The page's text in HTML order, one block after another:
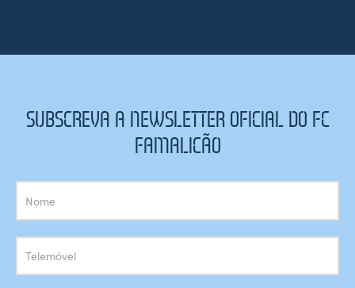
SUBSCREVA A NEWSLETTER OFICIAL DO FC
FAMALICÃO
Subscrição
Newsletter